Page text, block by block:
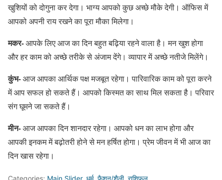
खुशियों को दोगुना कर देगा। भाग्य आपको कुछ अच्छे मौके देगी। ऑफिस में
आपको अपनी राय रखने का पूरा मौका मिलेगा।
मकर-आपके लिए आज का दिन बहुत बढ़िया रहने वाला है। मन खुश होगा
और हर काम को अच्छे तरीके से अंजाम देंगे। व्यापार में अच्छे नतीजे मिलेंगे।
कुंभ-आज आपका आर्थिक पक्ष मजबूत रहेगा। पारिवारिक काम को पूरा करने
में आप सफल हो सकते हैं। आपको किस्मत का साथ मिल सकता है। परिवार
संग घूमने जा सकते हैं।
मीन-आज आपका दिन शानदार रहेगा। आपको धन का लाभ होगा और
आपकी इनकम में बढ़ोतरी होने से मन हर्षित होगा। प्रेम जीवन में भी आज का
दिन खास रहेगा।